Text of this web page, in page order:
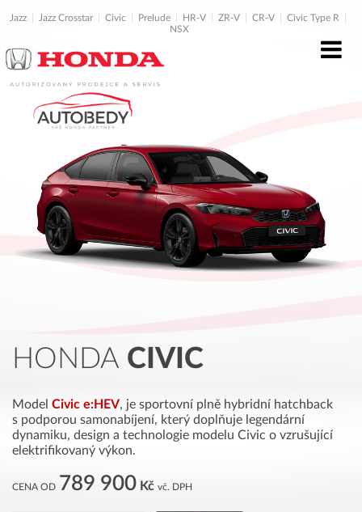
Jazz Jazz Crosstar Civic Prelude HR-V ZR-V CR-V
Civic Type R
NSX
HONDA CIVIC
Model Civic e:HEV, je sportovní plně hybridní hatchback
s podporou samonabíjení, který doplňuje legendární
dynamiku, design a technologie modelu Civic o vzrušující
elektrifikovaný výkon.
CENA OD 789 900 Kč vč. DPH